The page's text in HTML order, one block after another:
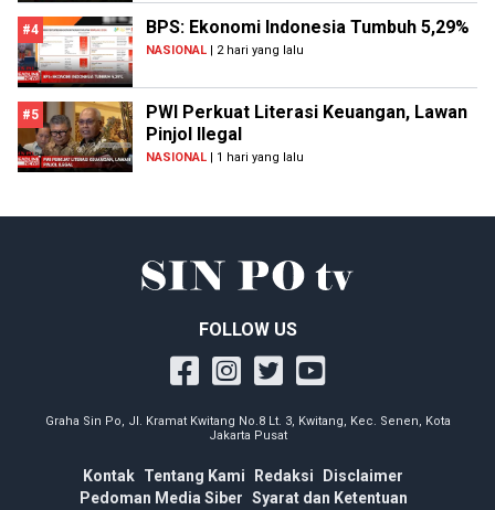
#4 BPS: Ekonomi Indonesia Tumbuh 5,29%
NASIONAL | 2 hari yang lalu
#5
PWI Perkuat Literasi Keuangan, Lawan
Pinjol Ilegal
NASIONAL | 1 hari yang lalu
FOLLOW US
Graha Sin Po, Jl. Kramat Kwitang No.8 Lt. 3, Kwitang, Kec. Senen, Kota
Jakarta Pusat
Kontak Tentang Kami Redaksi
Disclaimer
Pedoman Media Siber Syarat dan Ketentuan